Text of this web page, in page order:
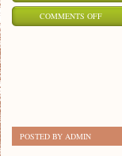
COMMENTS OFFON
POSTED BY ADMIN